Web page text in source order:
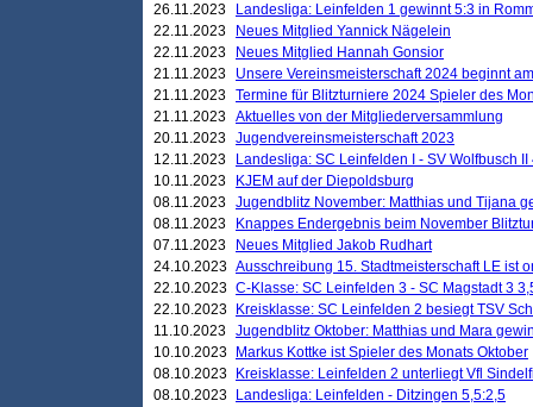
26.11.2023
Landesliga: Leinfelden 1 gewinnt 5:3 in
22.11.2023
Neues Mitglied Yannick Nägelein
22.11.2023
Neues Mitglied Hannah Gonsior
21.11.2023
Unsere Vereinsmeisterschaft 2024 beginnt
21.11.2023 Termine für Blitzturniere 2024 Spieler des
21.11.2023 Aktuelles von der Mitgliederversammlung
20.11.2023 Jugendvereinsmeisterschaft 2023
12.11.2023
Landesliga: SC Leinfelden I - SV Wolfbusch II
10.11.2023
KJEM auf der Diepoldsburg
08.11.2023 Jugendblitz November: Matthias und Tijana
08.11.2023
Knappes Endergebnis beim November
07.11.2023
Neues Mitglied Jakob Rudhart
24.10.2023 Ausschreibung 15. Stadtmeisterschaft LE ist
22.10.2023 C-Klasse: SC Leinfelden 3 - SC Magstadt 3
22.10.2023
Kreisklasse: SC Leinfelden 2 besiegt TSV
11.10.2023 Jugendblitz Oktober: Matthias und Mara
10.10.2023
Markus Kottke ist Spieler des Monats Oktober
08.10.2023
Kreisklasse: Leinfelden 2 unterliegt Vfl
08.10.2023
Landesliga: Leinfelden - Ditzingen 5,5:2,5